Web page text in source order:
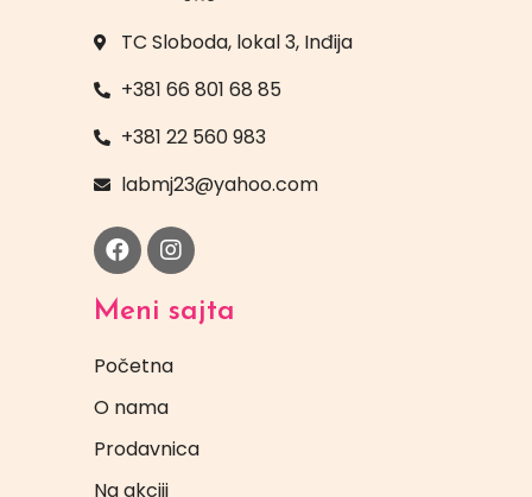
TC Sloboda, lokal 3, Inđija
+381 66 801 68 85
+381 22 560 983
labmj23@yahoo.com
Meni sajta
Početna
O nama
Prodavnica
Na akciji